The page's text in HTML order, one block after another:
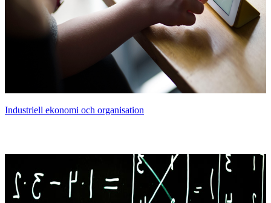
Industriell ekonomi och organisation